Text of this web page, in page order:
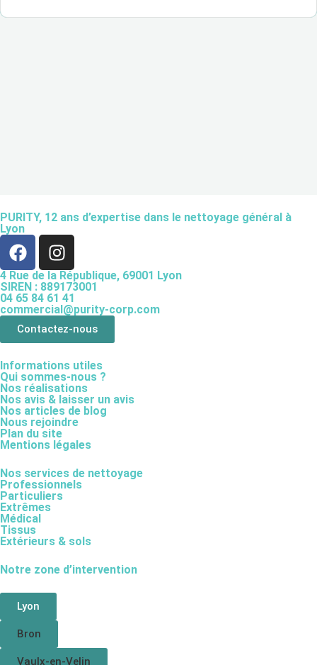
PURITY, 12 ans d’expertise dans le nettoyage général à
Lyon
4 Rue de la République, 69001 Lyon
SIREN : 889173001
04 65 84 61 41
commercial@purity-corp.com
Contactez-nous
Informations utiles
Qui sommes-nous ?
Nos réalisations
Nos avis & laisser un avis
Nos articles de blog
Nous rejoindre
Plan du site
Mentions légales
Nos services de nettoyage
Professionnels
Particuliers
Extrêmes
Médical
Tissus
Extérieurs & sols
Notre zone d’intervention
Lyon
Bron
Vaulx-en-Velin